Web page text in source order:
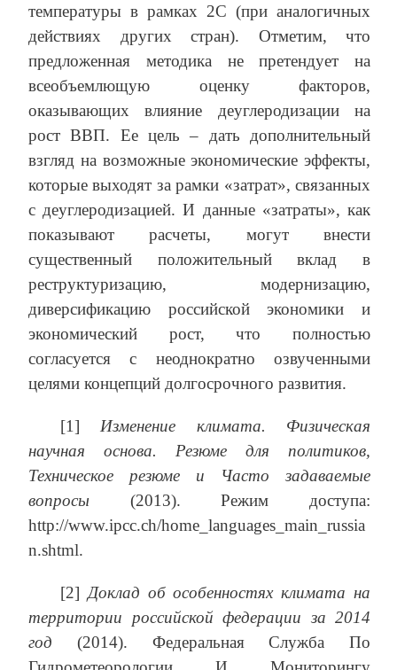
температуры в рамках 2С (при аналогичных
действиях других стран). Отметим, что
предложенная методика не претендует на
всеобъемлющую оценку факторов,
оказывающих влияние деуглеродизации на
рост ВВП. Ее цель – дать дополнительный
взгляд на возможные экономические эффекты,
которые выходят за рамки «затрат», связанных
с деуглеродизацией. И данные «затраты», как
показывают расчеты, могут внести
существенный положительный вклад в
реструктуризацию, модернизацию,
диверсификацию российской экономики и
экономический рост, что полностью
согласуется с неоднократно озвученными
целями концепций долгосрочного развития.
[1] Изменение климата. Физическая
научная основа. Резюме для политиков,
Техническое резюме и Часто задаваемые
вопросы (2013). Режим доступа:
http://www.ipcc.ch/home_languages_main_russia
n.shtml.
[2] Доклад об особенностях климата на
территории российской федерации за 2014
год (2014). Федеральная Служба По